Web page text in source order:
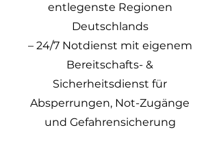
entlegenste Regionen
Deutschlands
– 24/7 Notdienst mit eigenem
Bereitschafts- &
Sicherheitsdienst für
Absperrungen, Not-Zugänge
und Gefahrensicherung